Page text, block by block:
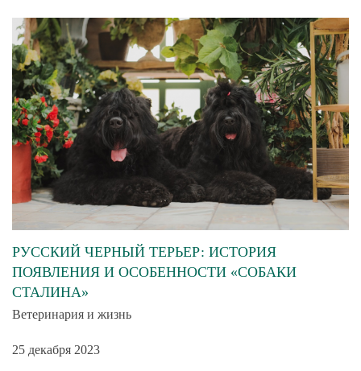
РУССКИЙ ЧЕРНЫЙ ТЕРЬЕР: ИСТОРИЯ
ПОЯВЛЕНИЯ И ОСОБЕННОСТИ «СОБАКИ
СТАЛИНА»
Ветеринария и жизнь
25 декабря 2023